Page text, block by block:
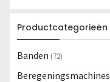
Productcategorieën
Banden (72)
Beregeningsmachines